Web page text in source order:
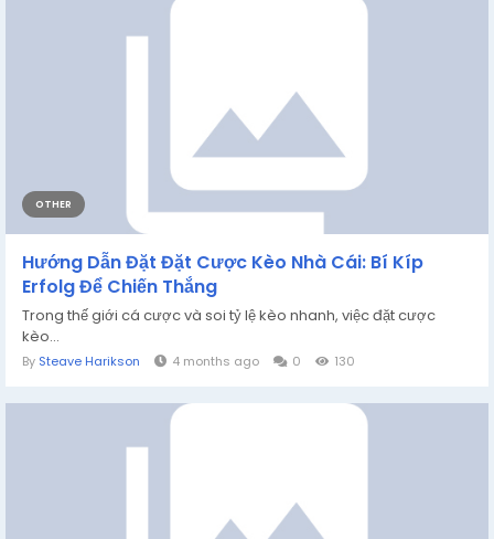
OTHER
Hướng Dẫn Đặt Đặt Cược Kèo Nhà Cái: Bí Kíp
Erfolg Để Chiến Thắng
Trong thế giới cá cược và soi tỷ lệ kèo nhanh, việc đặt cược
kèo...
By Steave Harikson 4 months ago 0 130